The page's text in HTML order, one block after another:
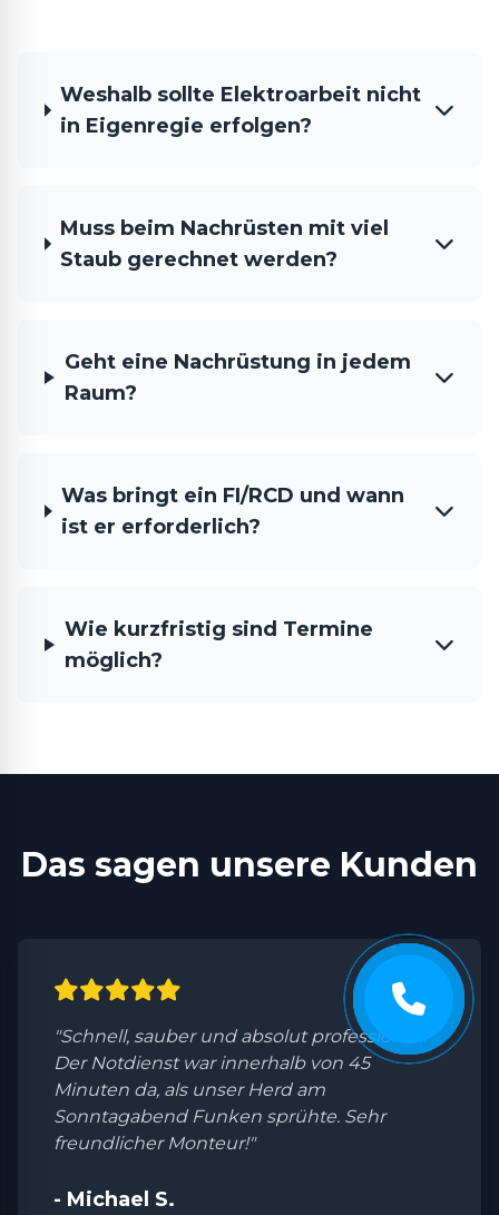
Weshalb sollte Elektroarbeit nicht
in Eigenregie erfolgen?
Muss beim Nachrüsten mit viel
Staub gerechnet werden?
Geht eine Nachrüstung in jedem
Raum?
Was bringt ein FI/RCD und wann
ist er erforderlich?
Wie kurzfristig sind Termine
möglich?
Das sagen unsere Kunden
"Schnell, sauber und absolut professionell.
Der Notdienst war innerhalb von 45
Minuten da, als unser Herd am
Sonntagabend Funken sprühte. Sehr
freundlicher Monteur!"
- Michael S.